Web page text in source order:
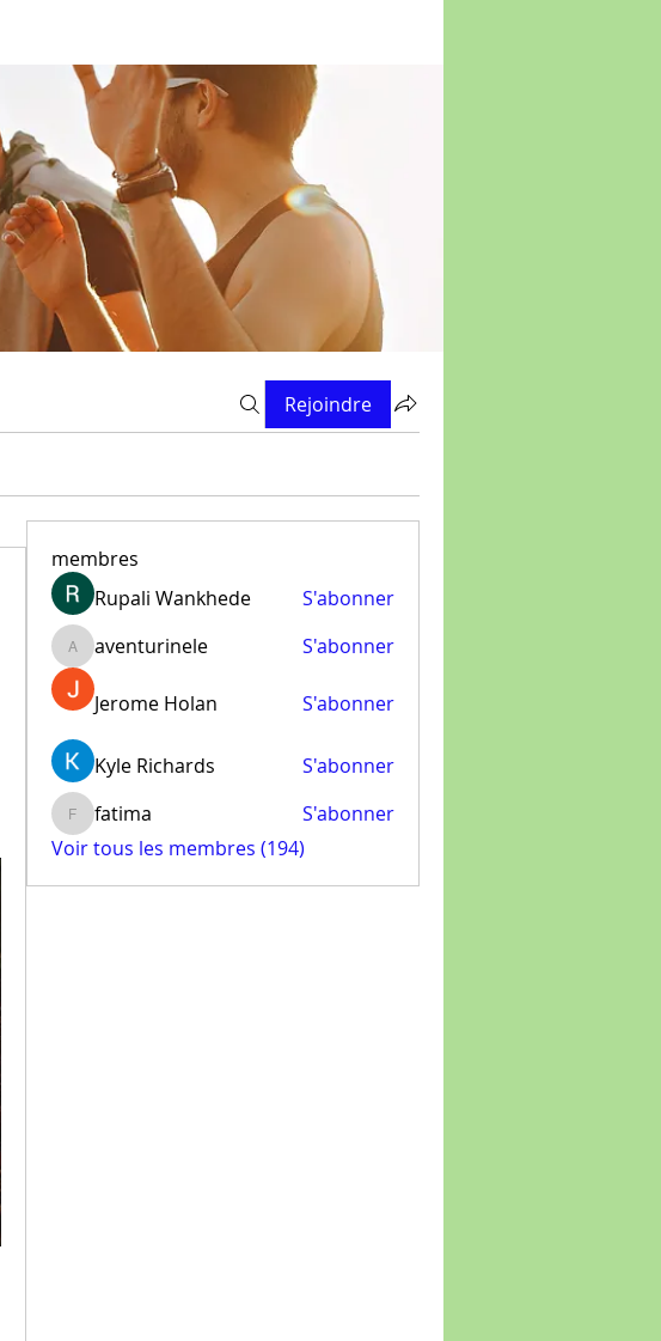
Rejoindre
membres
Rupali Wankhede
S'abonner
aventurinele
aventurinele S'abonner
Jerome Holan S'abonner
Kyle Richards S'abonner
fatima
fatima
S'abonner
Voir tous les membres (194)